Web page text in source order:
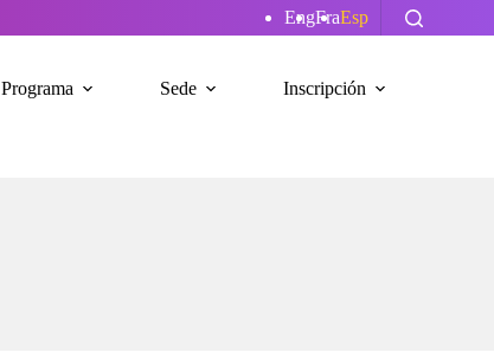
EngFraEsp
Programa Sede Inscripción